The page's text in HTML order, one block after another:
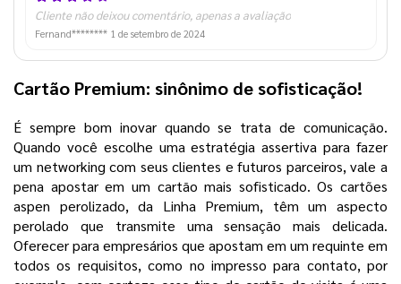
Cliente não deixou comentário, apenas a avaliação
Fernand******** 1 de setembro de 2024
Cartão Premium: sinônimo de sofisticação!
É sempre bom inovar quando se trata de comunicação.
Quando você escolhe uma estratégia assertiva para fazer
um networking com seus clientes e futuros parceiros, vale a
pena apostar em um cartão mais sofisticado. Os cartões
aspen perolizado, da Linha Premium, têm um aspecto
perolado que transmite uma sensação mais delicada.
Oferecer para empresários que apostam em um requinte em
todos os requisitos, como no impresso para contato, por